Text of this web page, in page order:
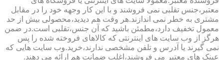
معتبر،جنس تقلبی نمی فروشند و با این کار وجهه خود را در مقابل
مشتری به خطر نمی اندازند.هر وقت هم دیدید،محصولی بیش از حد
معمول تخفیف دارد،مطمئن باشید که آن جنس،تقلبی است.در ضمن
هرگز از وب سایت های اینترنتی که کالاهای فروخته شده را پس
نمی گیرند یا آدرس و تلفن مشخصی ندارند،خرید.وب سایت هایی که
عینک های معتبر می فروشند،اغلب ضمانت هم ارائه می دهند.